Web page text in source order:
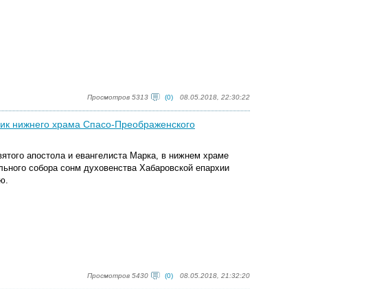
Просмотров 5313 (0) 08.05.2018, 22:30:22
нижнего храма Спасо-Преображенского
апостола и евангелиста Марка, в нижнем храме
собора сонм духовенства Хабаровской епархии
Просмотров 5430 (0) 08.05.2018, 21:32:20